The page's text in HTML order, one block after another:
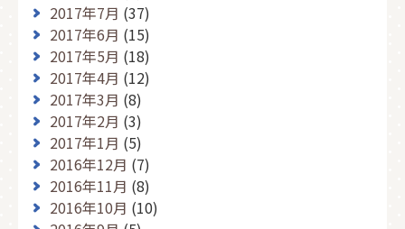
2017年7月 (37)
2017年6月 (15)
2017年5月 (18)
2017年4月 (12)
2017年3月 (8)
2017年2月 (3)
2017年1月 (5)
2016年12月 (7)
2016年11月 (8)
2016年10月 (10)